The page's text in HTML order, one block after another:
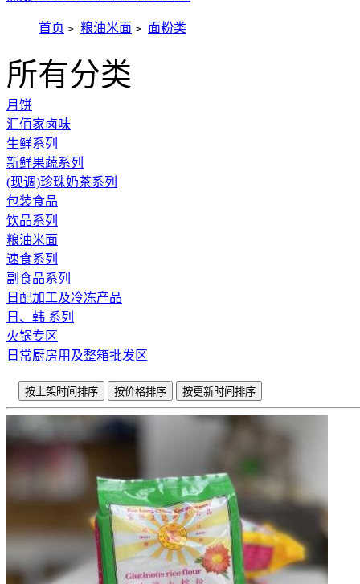
首页 > 粮油米面 > 面粉类
所有分类
月饼
汇佰家卤味
生鲜系列
新鲜果蔬系列
(现调)珍珠奶茶系列
包装食品
饮品系列
粮油米面
速食系列
副食品系列
日配加工及冷冻产品
日、韩 系列
火锅专区
日常厨房用及整箱批发区
按上架时间排序 按价格排序 按更新时间排序